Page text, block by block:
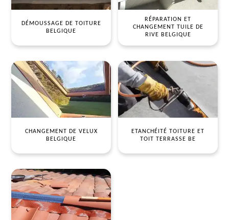
DÉMOUSSAGE DE TOITURE
BELGIQUE
RÉPARATION ET
CHANGEMENT TUILE DE
RIVE BELGIQUE
CHANGEMENT DE VELUX
BELGIQUE
ETANCHÉITÉ TOITURE ET
TOIT TERRASSE BE